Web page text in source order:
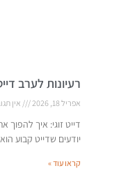
רעיונות לערב
אפריל 18, 2026 אין
דייט זוגי: איך להפוך
יודעים שדייט קבוע הוא
קראו עוד »